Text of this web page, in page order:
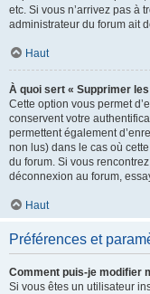
etc. Si vous n’arrivez pas à
administrateur du forum ait
Haut
À quoi sert « Supprimer
Cette option vous permet
conservent votre
permettent également
non lus) dans le cas où
du forum. Si vous
déconnexion au forum,
Haut
Préférences et
Comment puis-je modifier
Si vous êtes un utilisateur